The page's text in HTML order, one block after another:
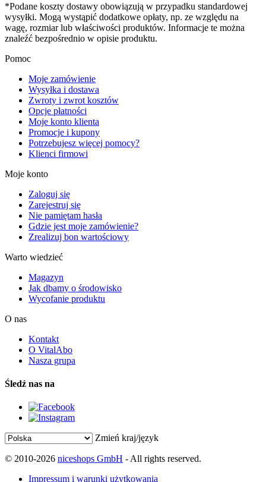
*Podane koszty dostawy obowiązują w przypadku standardowej
wysyłki. Mogą wystąpić dodatkowe opłaty, np. ze względu na
wagę, rozmiar lub właściwości produktów. Informacje te można
znaleźć bezpośrednio w opisie produktu.
Pomoc
Moje zamówienie
Wysyłka i dostawa
Zwroty i zwrot kosztów
Opcje płatności
Moje konto klienta
Promocje i kupony
Potrzebujesz więcej pomocy?
Klienci firmowi
Moje konto
Zaloguj się
Zarejestruj się
Nie pamiętam hasła
Gdzie jest moje zamówienie?
Zrealizuj bon wartościowy
Warto wiedzieć
Magazyn
Jak dbamy o środowisko
Wycofanie produktu
O nas
Kontakt
O VitalAbo
Nasza grupa
Śledź nas na
Zmień kraj/język
© 2010-2026 niceshops GmbH - All rights reserved.
Impressum i warunki użytkowania